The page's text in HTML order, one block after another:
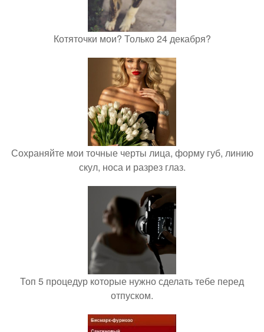
Котяточки мои? Только 24 декабря?
Сохраняйте мои точные черты лица, форму губ, линию
скул, носа и разрез глаз.
Топ 5 процедур которые нужно сделать тебе перед
отпуском.